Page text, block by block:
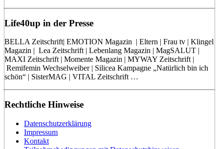
Life40up in der Presse
BELLA Zeitschrift| EMOTION Magazin | Eltern | Frau tv | Klingel
Magazin | Lea Zeitschrift | Lebenlang Magazin | MagSALUT |
MAXI Zeitschrift | Momente Magazin | MYWAY Zeitschrift |
Remifemin Wechselweiber | Silicea Kampagne „Natürlich bin ich
schön“ | SisterMAG | VITAL Zeitschrift …
Rechtliche Hinweise
Datenschutzerklärung
Impressum
Kontakt